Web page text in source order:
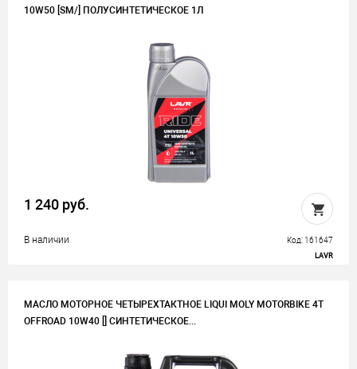
10W50 [SM/] ПОЛУСИНТЕТИЧЕСКОЕ 1Л
1 240 руб.
В наличии Код: 161647
LAVR
МАСЛО МОТОРНОЕ ЧЕТЫРЕХТАКТНОЕ LIQUI MOLY MOTORBIKE 4T
OFFROAD 10W40 [] СИНТЕТИЧЕСКОЕ...